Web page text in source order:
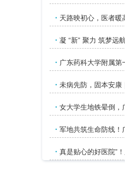
· 天路映初心，医者
· 凝 “新” 聚力 筑梦远航
· 广东药科大学附属第
· 未病先防，固本安康
· 女大学生地铁晕倒，
· 军地共筑生命防线！
· 真是贴心的好医院”